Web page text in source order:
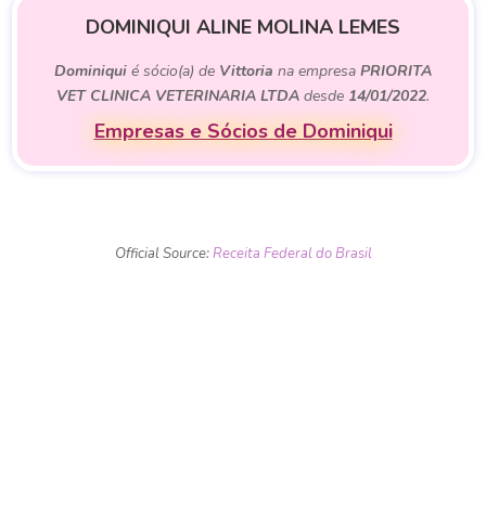
DOMINIQUI ALINE MOLINA LEMES
Dominiqui é sócio(a) de Vittoria na empresa PRIORITA
VET CLINICA VETERINARIA LTDA desde 14/01/2022.
Empresas e Sócios de Dominiqui
Official Source:Receita Federal do Brasil